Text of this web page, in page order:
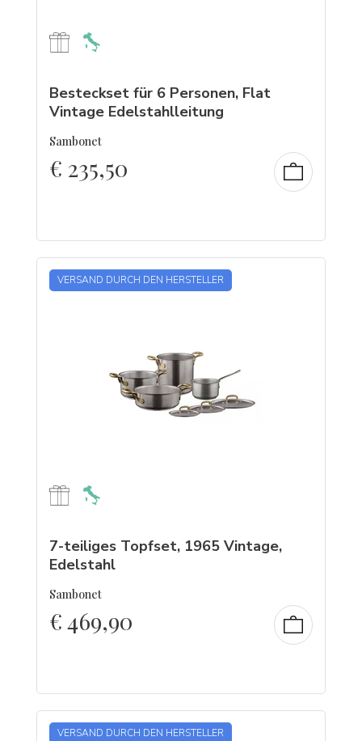
Besteckset für 6 Personen, Flat
Vintage Edelstahlleitung
Sambonet
€ 235,50
VERSAND DURCH DEN HERSTELLER
7-teiliges Topfset, 1965 Vintage,
Edelstahl
Sambonet
€469,90
VERSAND DURCH DEN HERSTELLER